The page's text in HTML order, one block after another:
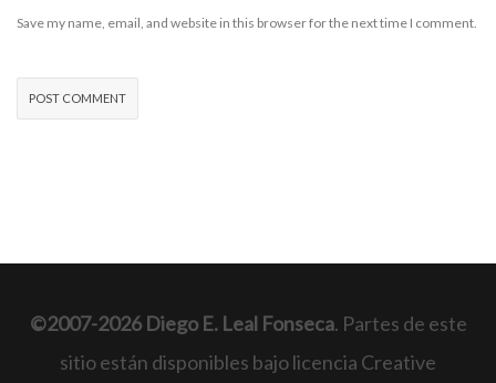
Save my name, email, and website in this browser for the next time I comment.
©2007-2026 Diego E. Leal Fonseca. Partes de este
sitio están disponibles bajo licencia Creative